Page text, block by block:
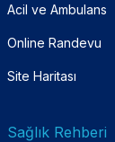
Acil ve Ambulans
Online Randevu
Site Haritası
Sağlık Rehberi